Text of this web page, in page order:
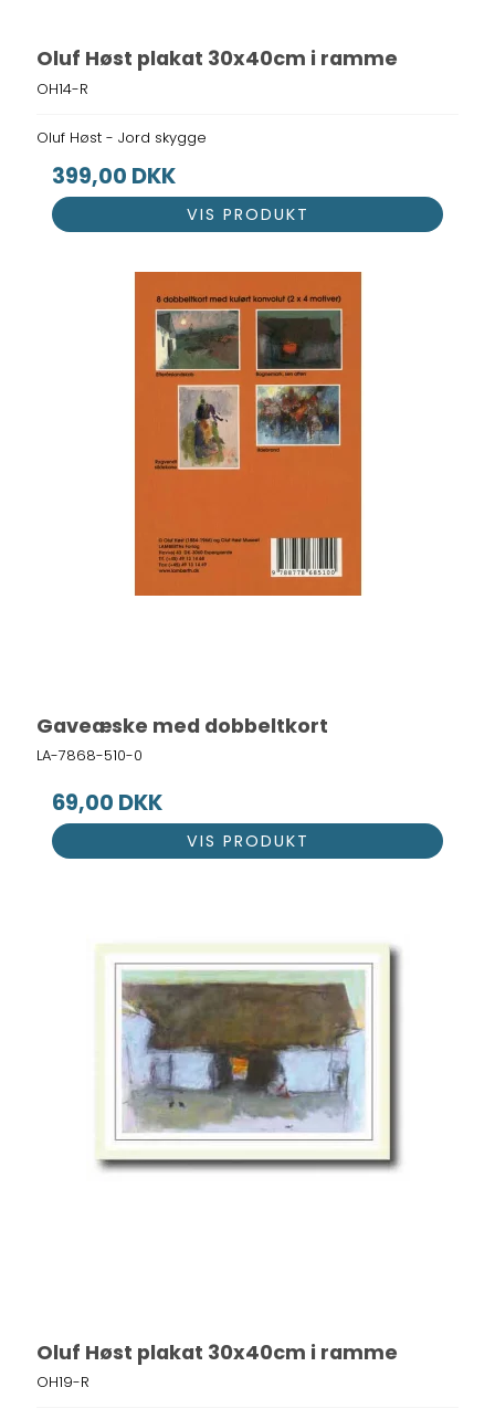
Oluf Høst plakat 30x40cm i ramme
OH14-R
Oluf Høst - Jord skygge
399,00 DKK
VIS PRODUKT
Gaveæske med dobbeltkort
LA-7868-510-0
69,00 DKK
VIS PRODUKT
Oluf Høst plakat 30x40cm i ramme
OH19-R